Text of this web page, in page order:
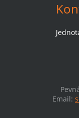
Email: